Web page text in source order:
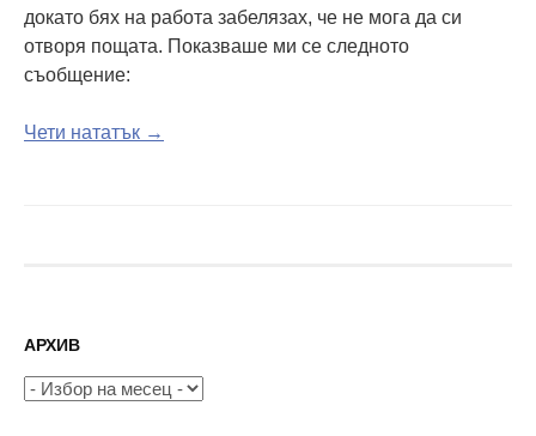
докато бях на работа забелязах, че не мога да си
отворя пощата. Показваше ми се следното
съобщение:
Чети нататък →
АРХИВ
Архив